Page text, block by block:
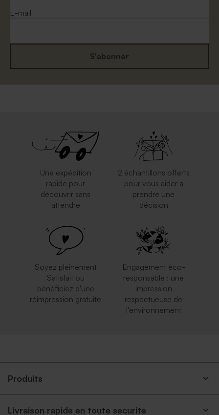
E-mail
S'abonner
Une expédition
rapide pour
découvrir sans
attendre
2 échantillons offerts
pour vous aider à
prendre une
décision
Soyez pleinement
Satisfait ou
bénéficiez d'une
réimpression gratuite
Engagement éco-
responsable : une
impression
respectueuse de
l'environnement
Produits
Livraison rapide en toute securite